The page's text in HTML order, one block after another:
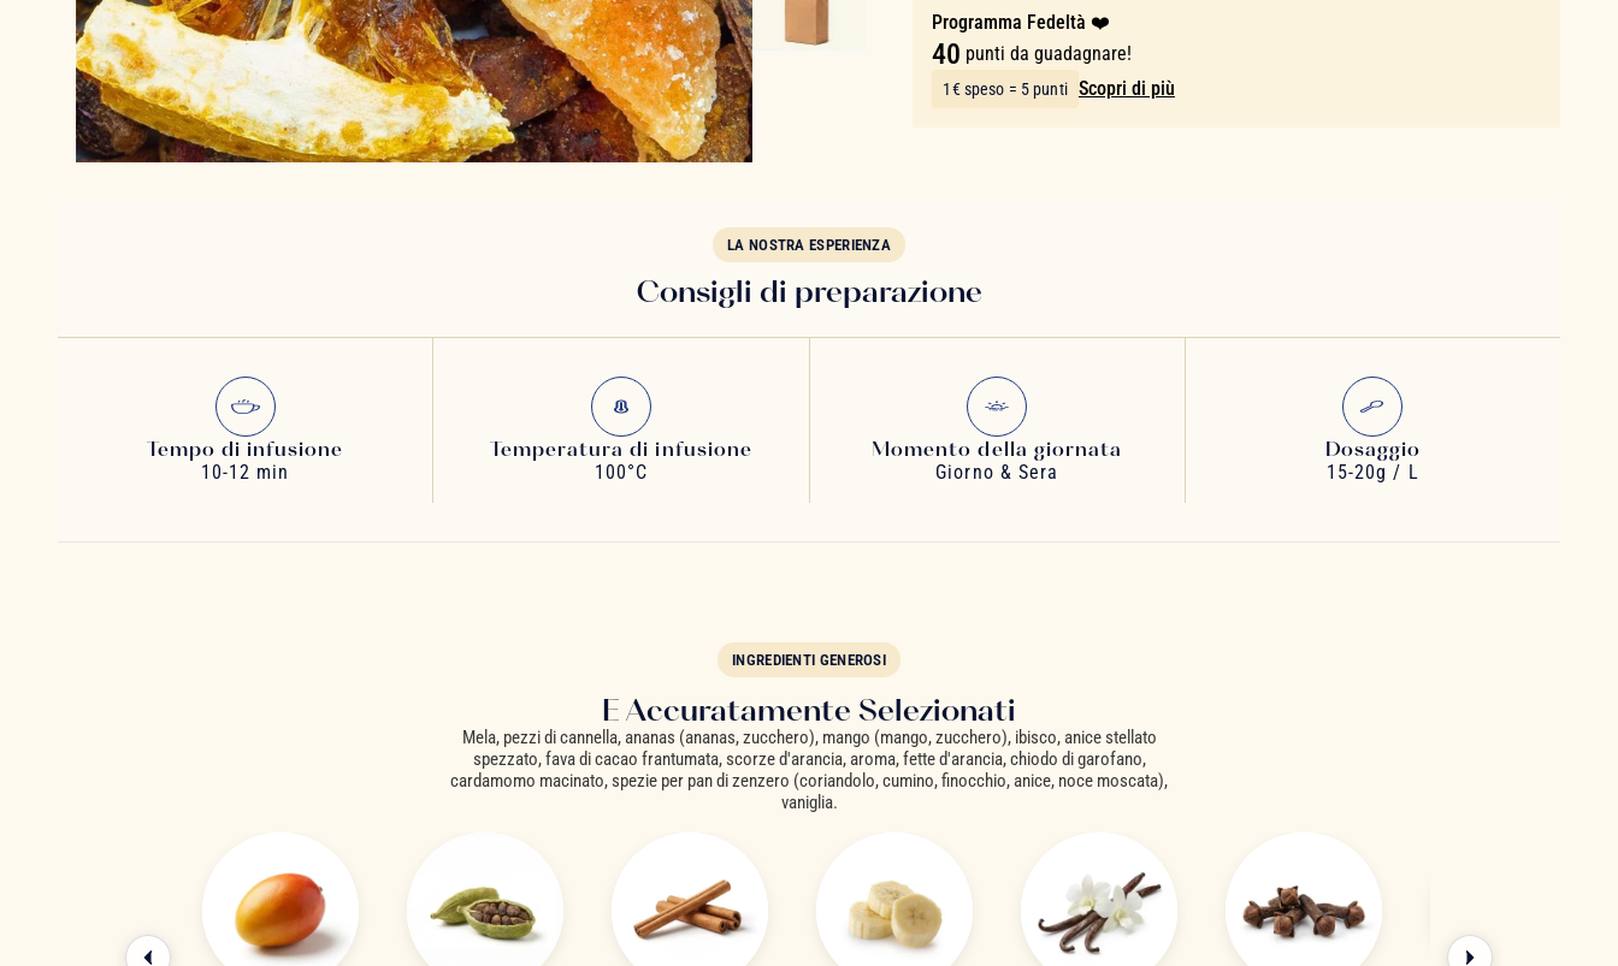
Quantità
Programma Fedeltà ❤️
40 punti da guadagnare!
1€ speso = 5 punti Scopri di più
LA NOSTRA ESPERIENZA
Consigli di preparazione
Tempo di infusione
10-12 min
Temperatura di infusione
100°C
Momento della giornata
Giorno & Sera
Dosaggio
15-20g / L
INGREDIENTI GENEROSI
E Accuratamente Selezionati
Mela, pezzi di cannella, ananas (ananas, zucchero), mango (mango, zucchero), ibisco, anice stellato
spezzato, fava di cacao frantumata, scorze d'arancia, aroma, fette d'arancia, chiodo di garofano,
cardamomo macinato, spezie per pan di zenzero (coriandolo, cumino, finocchio, anice, noce moscata),
vaniglia.